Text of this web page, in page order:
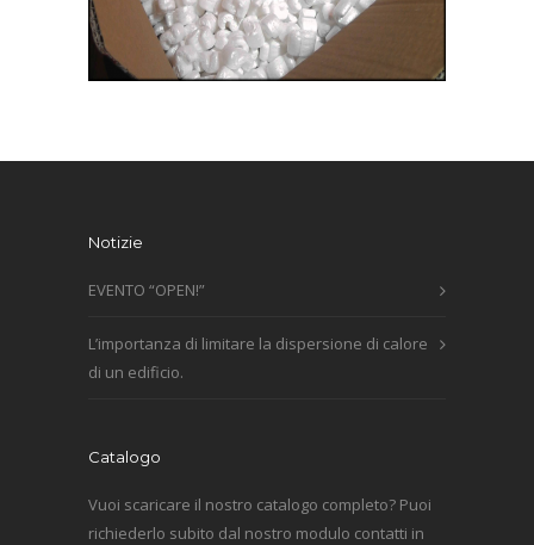
Notizie
EVENTO “OPEN!”
L’importanza di limitare la dispersione di calore
di un edificio.
Catalogo
Vuoi scaricare il nostro catalogo completo? Puoi
richiederlo subito dal nostro modulo contatti in